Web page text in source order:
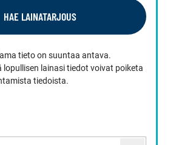
HAE LAINATARJOUS
tieto on suuntaa antava.
lopullisen lainasi tiedot voivat poiketa
tiedoista.